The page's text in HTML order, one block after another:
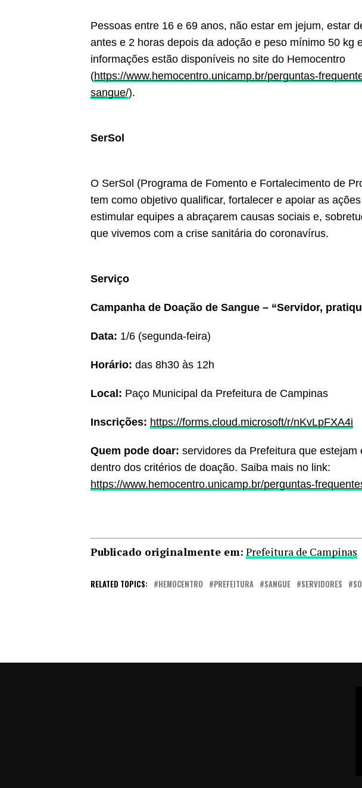
Pessoas entre 16 e 69 anos, não estar em jejum, estar
antes e 2 horas depois da adoção e peso mínimo 50 kg
informações estão disponíveis no site do Hemocentro
(https://www.hemocentro.unicamp.br/perguntas-
sangue/).
SerSol
O SerSol (Programa de Fomento e Fortalecimento de
tem como objetivo qualificar, fortalecer e apoiar as
estimular equipes a abraçarem causas sociais e,
que vivemos com a crise sanitária do coronavírus.
Serviço
Campanha de Doação de Sangue – “Servidor,
Data: 1/6 (segunda-feira)
Horário: das 8h30 às 12h
Local: Paço Municipal da Prefeitura de Campinas
Inscrições: https://forms.cloud.microsoft/r/nKvLpFXA4i
Quem pode doar: servidores da Prefeitura que
dentro dos critérios de doação. Saiba mais no link:
https://www.hemocentro.unicamp.br/perguntas-
Publicado originalmente em: Prefeitura de Campinas
RELATED TOPICS: HEMOCENTRO PREFEITURA SANGUE SERVIDORES